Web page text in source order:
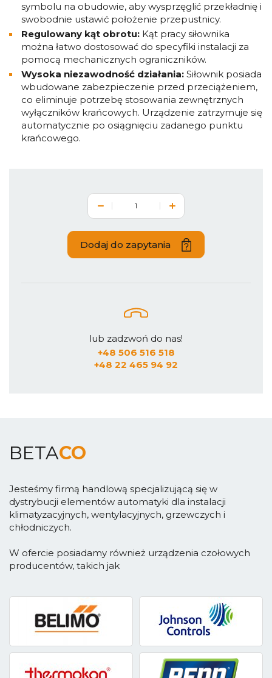
symbolu na obudowie, aby wysprzęglić przekładnię i
swobodnie ustawić położenie przepustnicy.
Regulowany kąt obrotu: Kąt pracy siłownika
można łatwo dostosować do specyfiki instalacji za
pomocą mechanicznych ograniczników.
Wysoka niezawodność działania: Siłownik posiada
wbudowane zabezpieczenie przed przeciążeniem,
co eliminuje potrzebę stosowania zewnętrznych
wyłączników krańcowych. Urządzenie zatrzymuje się
automatycznie po osiągnięciu zadanego punktu
krańcowego.
Dodaj do zapytania
lub zadzwoń do nas!
+48 506 516 518
+48 22 465 94 92
BETACO
Jesteśmy firmą handlową specjalizującą się w
dystrybucji elementów automatyki dla instalacji
klimatyzacyjnych, wentylacyjnych, grzewczych i
chłodniczych.
W ofercie posiadamy również urządzenia czołowych
producentów, takich jak